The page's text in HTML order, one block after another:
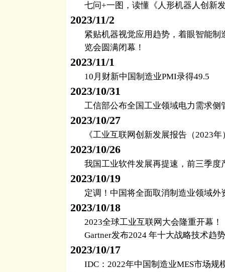
七问+一图，读懂《人形机器人创新
2023/11/2
紧贴机器视觉应用趋势，着眼智能制
览会圆满闭幕！
2023/11/1
10月财新中国制造业PMI录得49.5
2023/10/31
工信部公布全国工业领域电力需求侧
2023/10/27
《工业互联网创新发展报告（2023
2023/10/26
我国工业软件发展再提速，前三季度
2023/10/19
定调！中国将全面取消制造业领域外
2023/10/18
2023全球工业互联网大会隆重开幕！
Gartner发布2024 年十大战略技术趋势
2023/10/17
IDC：2022年中国制造业MES市场规